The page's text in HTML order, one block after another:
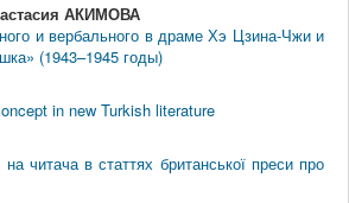
АКИМОВА
и вербального в драме Хэ Цзина-Чжи и
(1943–1945 годы)
in new Turkish literature
читача в статтях британської преси про